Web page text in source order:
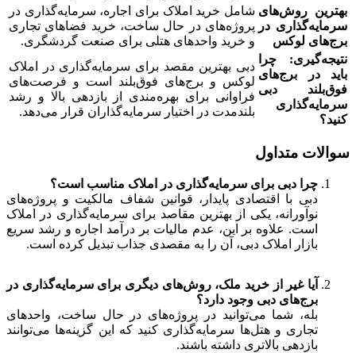
بهترین روش‌های
سرمایه‌گذاری در
برج‌های لوکس
شامل خرید املاک برای اجاره، سرمایه‌گذاری در
پروژه‌های در حال ساخت، خرید فضاهای تجاری
و خرید واحدهای هتلی برای صنعت گردشگری.
نتیجه‌گیری: چرا
باید در برج‌های
فوق‌بلند دبی
سرمایه‌گذاری
کنید؟
دبی بهترین مقصد برای سرمایه‌گذاری در املاک
لوکس و برج‌های فوق‌بلند است و فرصت‌های
فراوانی برای بهره‌مندی از بازدهی بالا و رشد
بلندمدت در اختیار سرمایه‌گذاران قرار می‌دهد.
سوالات متداول
چرا دبی برای سرمایه‌گذاری در املاک مناسب است؟
دبی با اقتصادی پایدار، قوانین شفاف مالکیت و پروژه‌های
نوآورانه، یکی از بهترین مقاصد برای سرمایه‌گذاری در املاک
است. علاوه بر این، عدم مالیات بر درآمد اجاره و رشد سریع
بازار املاک دبی، آن را به مقصدی جذاب تبدیل کرده است.
آیا غیر از خرید ملک، روش‌های دیگری برای سرمایه‌گذاری در
برج‌های دبی وجود دارد؟
بله، شما می‌توانید در پروژه‌های در حال ساخت، واحدهای
تجاری و هتل‌ها سرمایه‌گذاری کنید که این گزینه‌ها می‌توانند
بازدهی بالاتری داشته باشند.